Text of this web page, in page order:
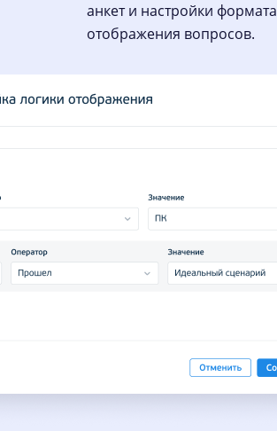
анкет и настройки формата
отображения вопросов.